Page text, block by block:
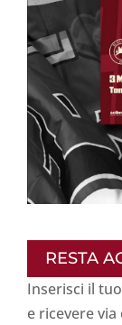
RESTA
Inserisci il
e ricevere